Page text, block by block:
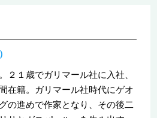
２１歳でガリマール社に入社、
在籍。ガリマール社時代にゲオ
の進めで作家となり、その後二